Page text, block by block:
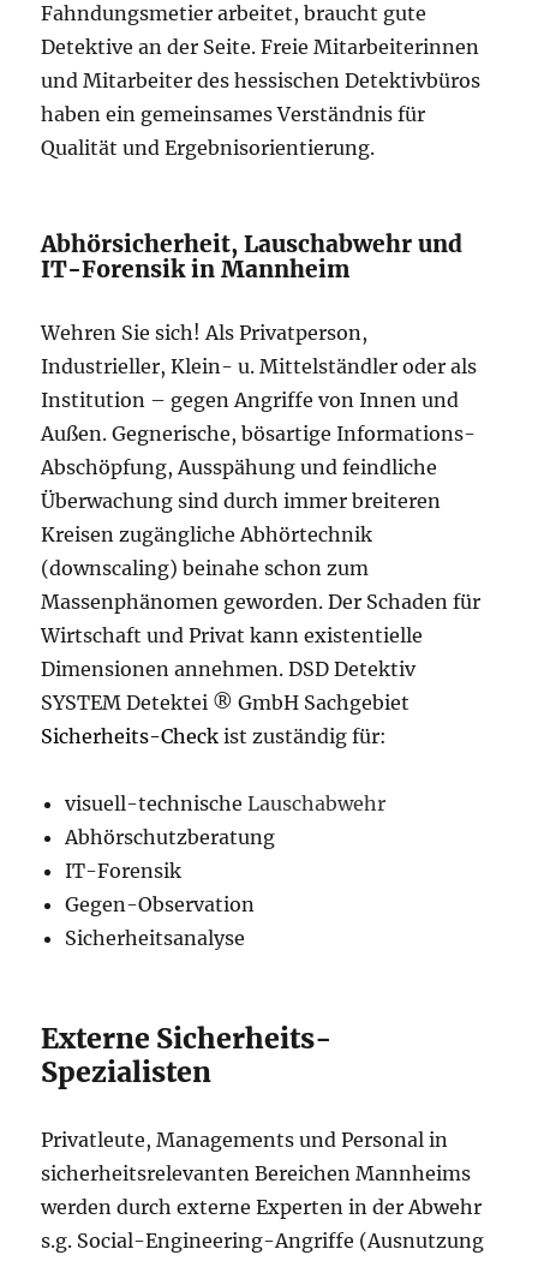
Fahndungsmetier arbeitet, braucht gute
Detektive an der Seite. Freie Mitarbeiterinnen
und Mitarbeiter des hessischen Detektivbüros
haben ein gemeinsames Verständnis für
Qualität und Ergebnisorientierung.
Abhörsicherheit, Lauschabwehr und
IT-Forensik in Mannheim
Wehren Sie sich! Als Privatperson,
Industrieller, Klein- u. Mittelständler oder als
Institution – gegen Angriffe von Innen und
Außen. Gegnerische, bösartige Informations-
Abschöpfung, Ausspähung und feindliche
Überwachung sind durch immer breiteren
Kreisen zugängliche Abhörtechnik
(downscaling) beinahe schon zum
Massenphänomen geworden. Der Schaden für
Wirtschaft und Privat kann existentielle
Dimensionen annehmen. DSD Detektiv
SYSTEM Detektei ® GmbH Sachgebiet
Sicherheits-Check ist zuständig für:
visuell-technischeLauschabwehr
Abhörschutzberatung
IT-Forensik
Gegen-Observation
Sicherheitsanalyse
Externe Sicherheits-
Spezialisten
Privatleute, Managements und Personal in
sicherheitsrelevanten Bereichen Mannheims
werden durch externe Experten in der Abwehr
s.g. Social-Engineering-Angriffe (Ausnutzung